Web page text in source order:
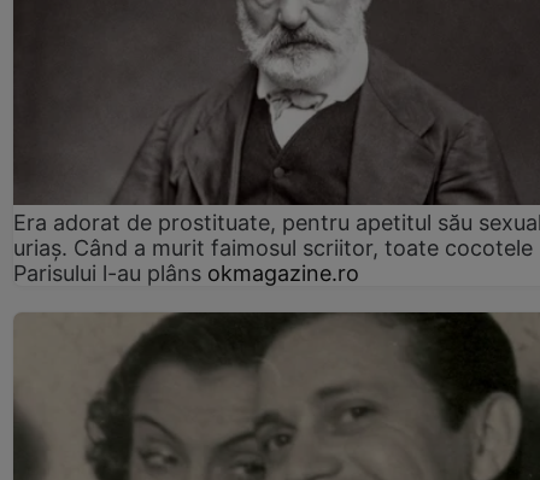
Era adorat de prostituate, pentru apetitul său
uriaș. Când a murit faimosul scriitor, toate cocotele
Parisului l-au plâns okmagazine.ro